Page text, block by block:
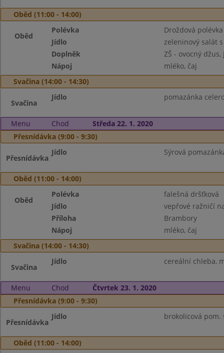
Oběd (11:00 - 14:00)
Oběd
Polévka
Droždová
Jídlo
zeleninový salát
Doplněk
ZŠ - ovocný
Nápoj
mléko, čaj
Svačina (14:00 - 14:30)
Svačina
Jídlo pomazánka
Menu Chod
Středa 22. 1. 2020
Přesnídávka (9:00 - 9:30)
Přesnídávka
Jídlo Sýrová
Oběd (11:00 - 14:00)
Oběd
Polévka
falešná dršťková
Jídlo
vepřové ražničí
Příloha
Brambory
Nápoj
mléko, čaj
Svačina (14:00 - 14:30)
Svačina
Jídlo cereální chleba,
Menu Chod
Čtvrtek 23. 1. 2020
Přesnídávka (9:00 - 9:30)
Přesnídávka
Jídlo brokolicová pom.
Oběd (11:00 - 14:00)